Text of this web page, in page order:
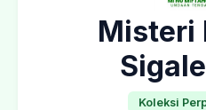
Misteri
Koleksi